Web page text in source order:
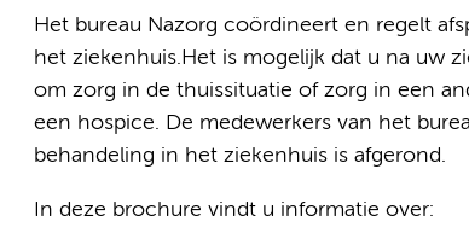
Het bureau Nazorg coördineert en regelt
het ziekenhuis.Het is mogelijk dat u na uw
om zorg in de thuissituatie of zorg in een
een hospice. De medewerkers van het
behandeling in het ziekenhuis is afgerond.
In deze brochure vindt u informatie over: